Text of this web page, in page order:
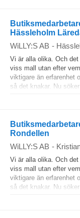
Hässleholm
WiLLY:S AB -
Vi är alla olika. Och
viss mall utan efter
viktigare än erfarenhet
så det knakar. Nu söker
Rondellen
WiLLY:S AB -
Vi är alla olika. Och
viss mall utan efter
viktigare än erfarenhet
så det knakar. Nu söker